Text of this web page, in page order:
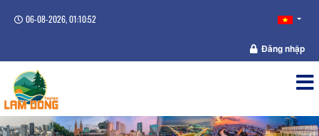
06-08-2026, 01:10:52
Đăng nhập